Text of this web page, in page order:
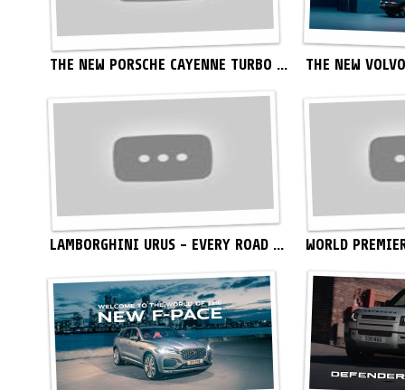
THE NEW PORSCHE CAYENNE TURBO ... THE NEW
LAMBORGHINI URUS - EVERY ROAD ... WORLD